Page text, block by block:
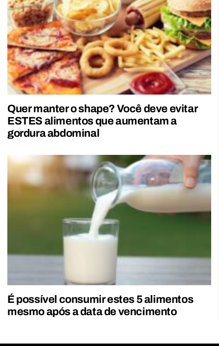
Quer manter o shape? Você deve evitar
ESTES alimentos que aumentam a
gordura abdominal
É possível consumir estes 5 alimentos
mesmo após a data de vencimento